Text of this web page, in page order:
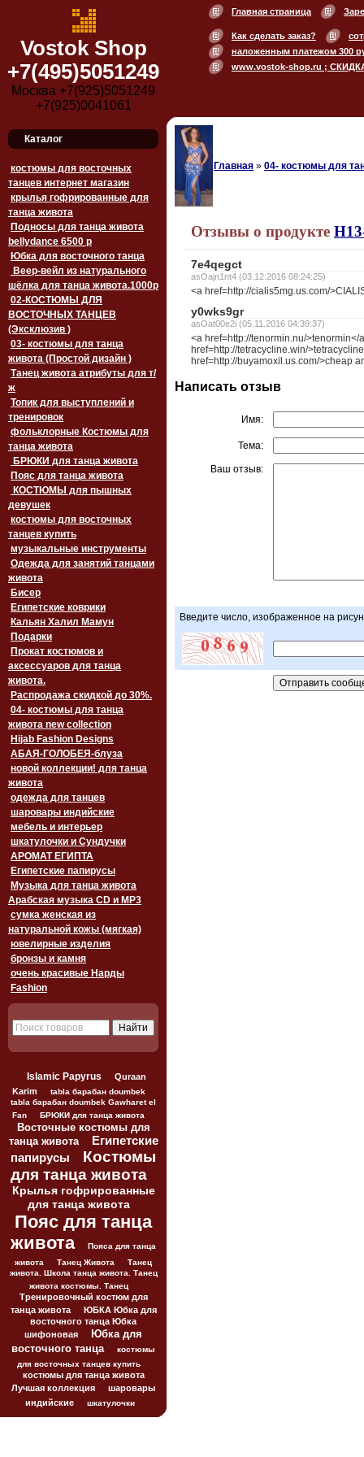
Vostok Shop
+7(495)5051249
Москва +7(925)5051249
+7(925)0041061
Главная страница
Как сделать заказ?
наложенным платежом 300
www.vostok-shop.ru ;
Каталог
костюмы для восточных
танцев интернет магазин
крылья гофрированные для
танца живота
Подносы для танца живота
bellydance 6500 p
Юбка для восточного танца
Веер-вейл из натурального
шёлка для танца живота.1000p
02-КОСТЮМЫ ДЛЯ
ВОСТОЧНЫХ ТАНЦЕВ
(Эксклюзив )
03- костюмы для танца
живота (Простой дизайн )
Танец живота атрибуты для т/
ж
Топик для выступлений и
тренировок
фольклорные Костюмы для
танца живота
БРЮКИ для танца живота
Пояс для танца живота
девушек
костюмы для восточных
танцев купить
музыкальные инструменты
Одежда для занятий танцами
живота
Бисер
Египетские коврики
Кальян Халил Мамун
Подарки
Прокат костюмов и
аксессуаров для танца
живота.
Распродажа скидкой до 30%.
04- костюмы для танца
живота new collection
Hijab Fashion Designs
АБАЯ-ГОЛОБЕЯ-блуза
новой коллекции! для танца
живота
одежда для танцев
шаровары индийские
мебель и интерьер
шкатулочки и Сундучки
АРОМАТ ЕГИПТА
Египетские папирусы
Музыка для танца живота
Арабская музыка CD и MP3
сумка женская из
натуральной кожы (мягкая)
ювелирные изделия
бронзы и камня
очень красивые Нарды
Fashion
Islamic Papyrus
Quraan
Karim
tabla барабан doumbek
tabla барабан doumbek Gawharet el
Fan
БРЮКИ для танца живота
Восточные костюмы для
танца живота
Египетские
папирусы
Костюмы
для танца живота
Крылья гофрированные
для танца живота
Пояс для танца
живота
Пояса для танца
живота
Танец Живота
Танец
живота. Школа танца живота. Танец
живота костюмы. Танец
Тренировочный костюм для
танца живота
ЮБКА Юбка для
восточного танца Юбка
шифоновая
Юбка для
восточного танца
костюмы
для восточных танцев купить
костюмы для танца живота
Лучшая коллекция
шаровары
индийские
шкатулочки
Главная » 04- костюмы для
Отзывы о продукте
7e4qegct
asOajn1nt4 (03.12.2016 08:24:25)
<a href=http://cialis5mg.us.com/
y0wks9gr
asOat00e2i (05.11.2016 04:39:37)
<a href=http://tenormin.nu/>tenormin</
href=http://tetracycline.win/
href=http://buyamoxil.us.com/>cheap
Написать отзыв
Имя:
Тема:
Ваш отзыв:
Введите число, изображенное на